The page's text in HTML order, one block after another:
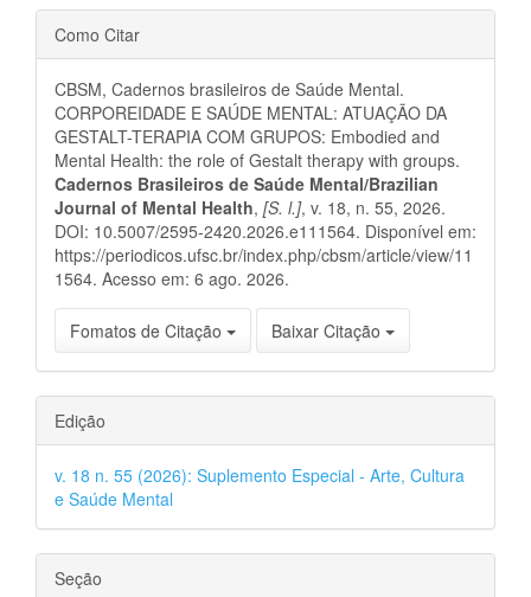
Detalhes
do
artigo
Como Citar
CBSM, Cadernos brasileiros de Saúde Mental.
CORPOREIDADE E SAÚDE MENTAL: ATUAÇÃO DA
GESTALT-TERAPIA COM GRUPOS: Embodied and
Mental Health: the role of Gestalt therapy with groups.
Cadernos Brasileiros de Saúde Mental/Brazilian
Journal of Mental Health, [S. l.], v. 18, n. 55, 2026.
DOI: 10.5007/2595-2420.2026.e111564. Disponível em:
https://periodicos.ufsc.br/index.php/cbsm/article/view/11
1564. Acesso em: 6 ago. 2026.
Fomatos de Citação Baixar Citação
Edição
v. 18 n. 55 (2026): Suplemento Especial - Arte, Cultura
e Saúde Mental
Seção